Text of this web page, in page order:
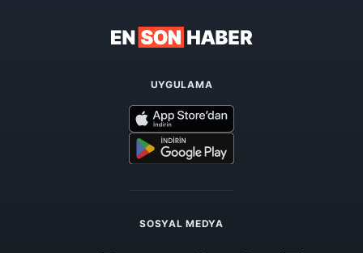
UYGULAMA
SOSYAL MEDYA